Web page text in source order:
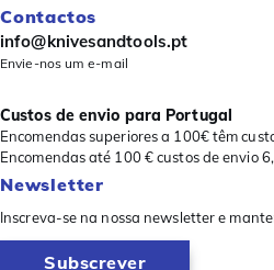
Contactos
info@knivesandtools.pt
Envie-nos um e-mail
Custos de envio para Portugal
Encomendas superiores a 100€ têm
Encomendas até 100 € custos de envio
Newsletter
Inscreva-se na nossa newsletter e
Subscrever